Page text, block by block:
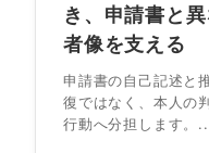
き、申請書と
者像を支える
申請書の自己記述と
復ではなく、本人の
行動へ分担します。